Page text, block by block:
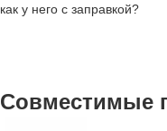
как у него с заправкой?
Совместимые